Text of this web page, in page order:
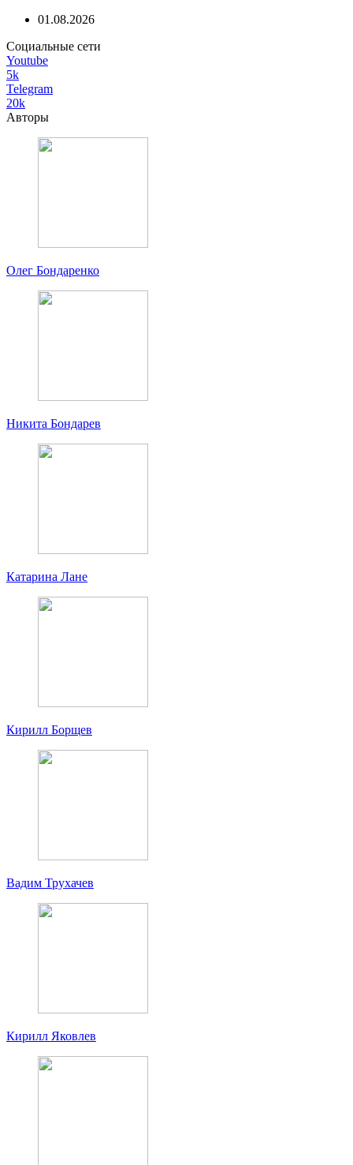
01.08.2026
Социальные сети
Youtube
5k
Telegram
20k
Авторы
Олег Бондаренко
Никита Бондарев
Катарина Лане
Кирилл Борщев
Вадим Трухачев
Кирилл Яковлев